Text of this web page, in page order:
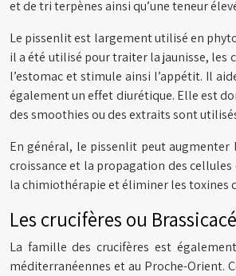
et de tri terpènes ainsi qu’une teneur
Le pissenlit est largement utilisé en
il a été utilisé pour traiter la jaunisse, les
l’estomac et stimule ainsi l’appétit. Il
également un effet diurétique. Elle est
des smoothies ou des extraits sont
En général, le pissenlit peut augmenter
croissance et la propagation des
la chimiothérapie et éliminer les toxines
Les crucifères ou
La famille des crucifères est
méditerranéennes et au Proche-Orient.